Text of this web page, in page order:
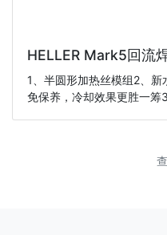
HELLER Mark5回流
1、半圆形加热丝模组2、新
免保养，冷却效果更胜一筹